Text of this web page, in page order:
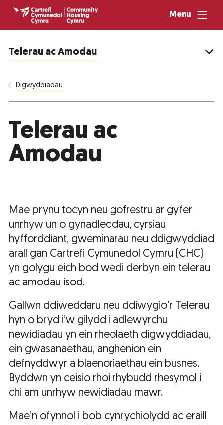
Menu
Telerau ac Amodau
Digwyddiadau
Telerau ac
Amodau
Mae prynu tocyn neu gofrestru ar gyfer
unrhyw un o gynadleddau, cyrsiau
hyfforddiant, gweminarau neu ddigwyddiad
arall gan Cartrefi Cymunedol Cymru (CHC)
yn golygu eich bod wedi derbyn ein telerau
ac amodau isod.
Gallwn ddiweddaru neu ddiwygio’r Telerau
hyn o bryd i’w gilydd i adlewyrchu
newidiadau yn ein rheolaeth digwyddiadau,
ein gwasanaethau, anghenion ein
defnyddwyr a blaenoriaethau ein busnes.
Byddwn yn ceisio rhoi rhybudd rhesymol i
chi am unrhyw newidiadau mawr.
Mae’n ofynnol i bob cynrychiolydd ac eraill